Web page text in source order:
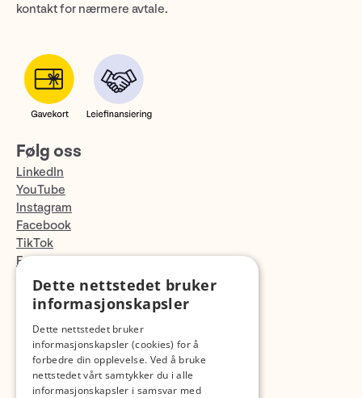
kontakt for nærmere avtale.
Følg oss
LinkedIn
YouTube
Instagram
Facebook
TikTok
Fotopodden
Med forbehold om skrive- og lagerfeil
Dette nettstedet bruker
informasjonskapsler
Dette nettstedet bruker
informasjonskapsler (cookies) for å
forbedre din opplevelse. Ved å bruke
nettstedet vårt samtykker du i alle
informasjonskapsler i samsvar med